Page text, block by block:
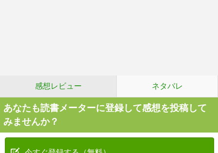
感想レビュー ネタバレ
あなたも読書メーターに登録して感想を投稿して
みませんか？